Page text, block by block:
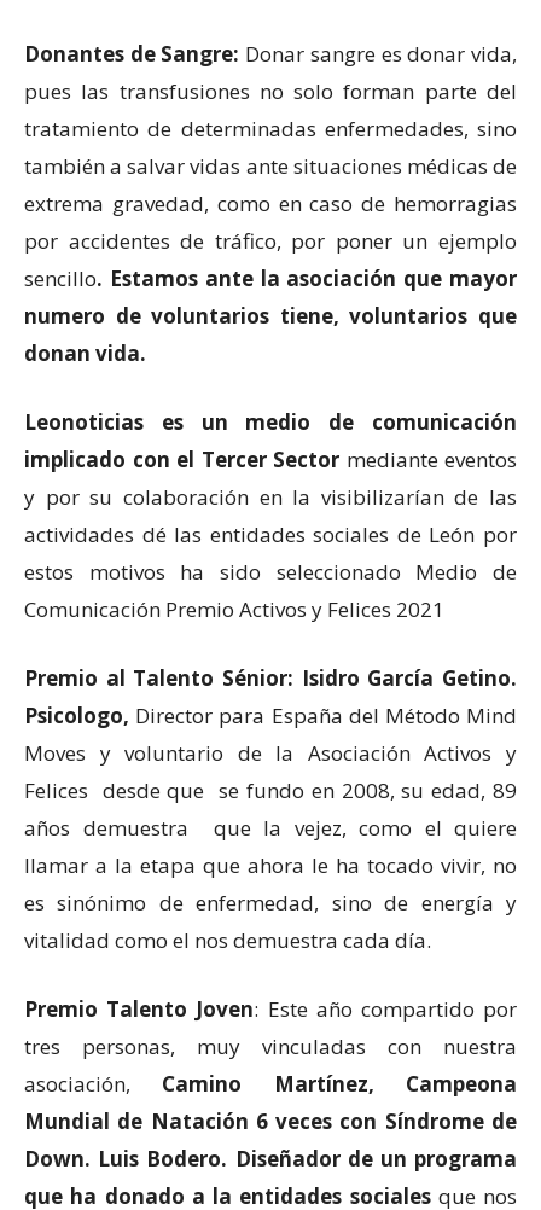
Donantes de Sangre: Donar sangre es donar vida,
pues las transfusiones no solo forman parte del
tratamiento de determinadas enfermedades, sino
también a salvar vidas ante situaciones médicas de
extrema gravedad, como en caso de hemorragias
por accidentes de tráfico, por poner un ejemplo
sencillo. Estamos ante la asociación que mayor
numero de voluntarios tiene, voluntarios que
donan vida.
Leonoticias es un medio de comunicación
implicado con el Tercer Sector mediante eventos
y por su colaboración en la visibilizarían de las
actividades dé las entidades sociales de León por
estos motivos ha sido seleccionado Medio de
Comunicación Premio Activos y Felices 2021
Premio al Talento Sénior: Isidro García Getino.
Psicologo, Director para España del Método Mind
Moves y voluntario de la Asociación Activos y
Felices desde que se fundo en 2008, su edad, 89
años demuestra que la vejez, como el quiere
llamar a la etapa que ahora le ha tocado vivir, no
es sinónimo de enfermedad, sino de energía y
vitalidad como el nos demuestra cada día.
Premio Talento Joven: Este año compartido por
tres personas, muy vinculadas con nuestra
asociación, Camino Martínez, Campeona
Mundial de Natación 6 veces con Síndrome de
Down. Luis Bodero. Diseñador de un programa
que ha donado a la entidades socialesque nos